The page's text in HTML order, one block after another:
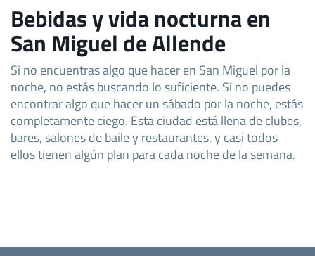
Bebidas y vida nocturna en
San Miguel de Allende
Si no encuentras algo que hacer en San Miguel por la
noche, no estás buscando lo suficiente. Si no puedes
encontrar algo que hacer un sábado por la noche, estás
completamente ciego. Esta ciudad está llena de clubes,
bares, salones de baile y restaurantes, y casi todos
ellos tienen algún plan para cada noche de la semana.